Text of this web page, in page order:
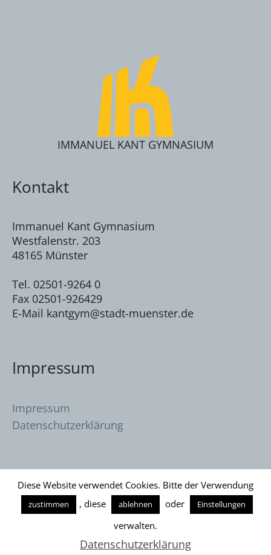
IMMANUEL KANT GYMNASIUM
Kontakt
Immanuel Kant Gymnasium
Westfalenstr. 203
48165 Münster
Tel. 02501-9264 0
Fax 02501-926429
E-Mail kantgym@stadt-muenster.de
Impressum
Impressum
Datenschutzerklärung
Datenschutzerklärung/ Immanuel Kant
Gymnasium © 2026
Diese Website verwendet Cookies. Bitte der Verwendung
zustimmen , diese ablehnen oder Einstellungen
verwalten.
Datenschutzerklärung